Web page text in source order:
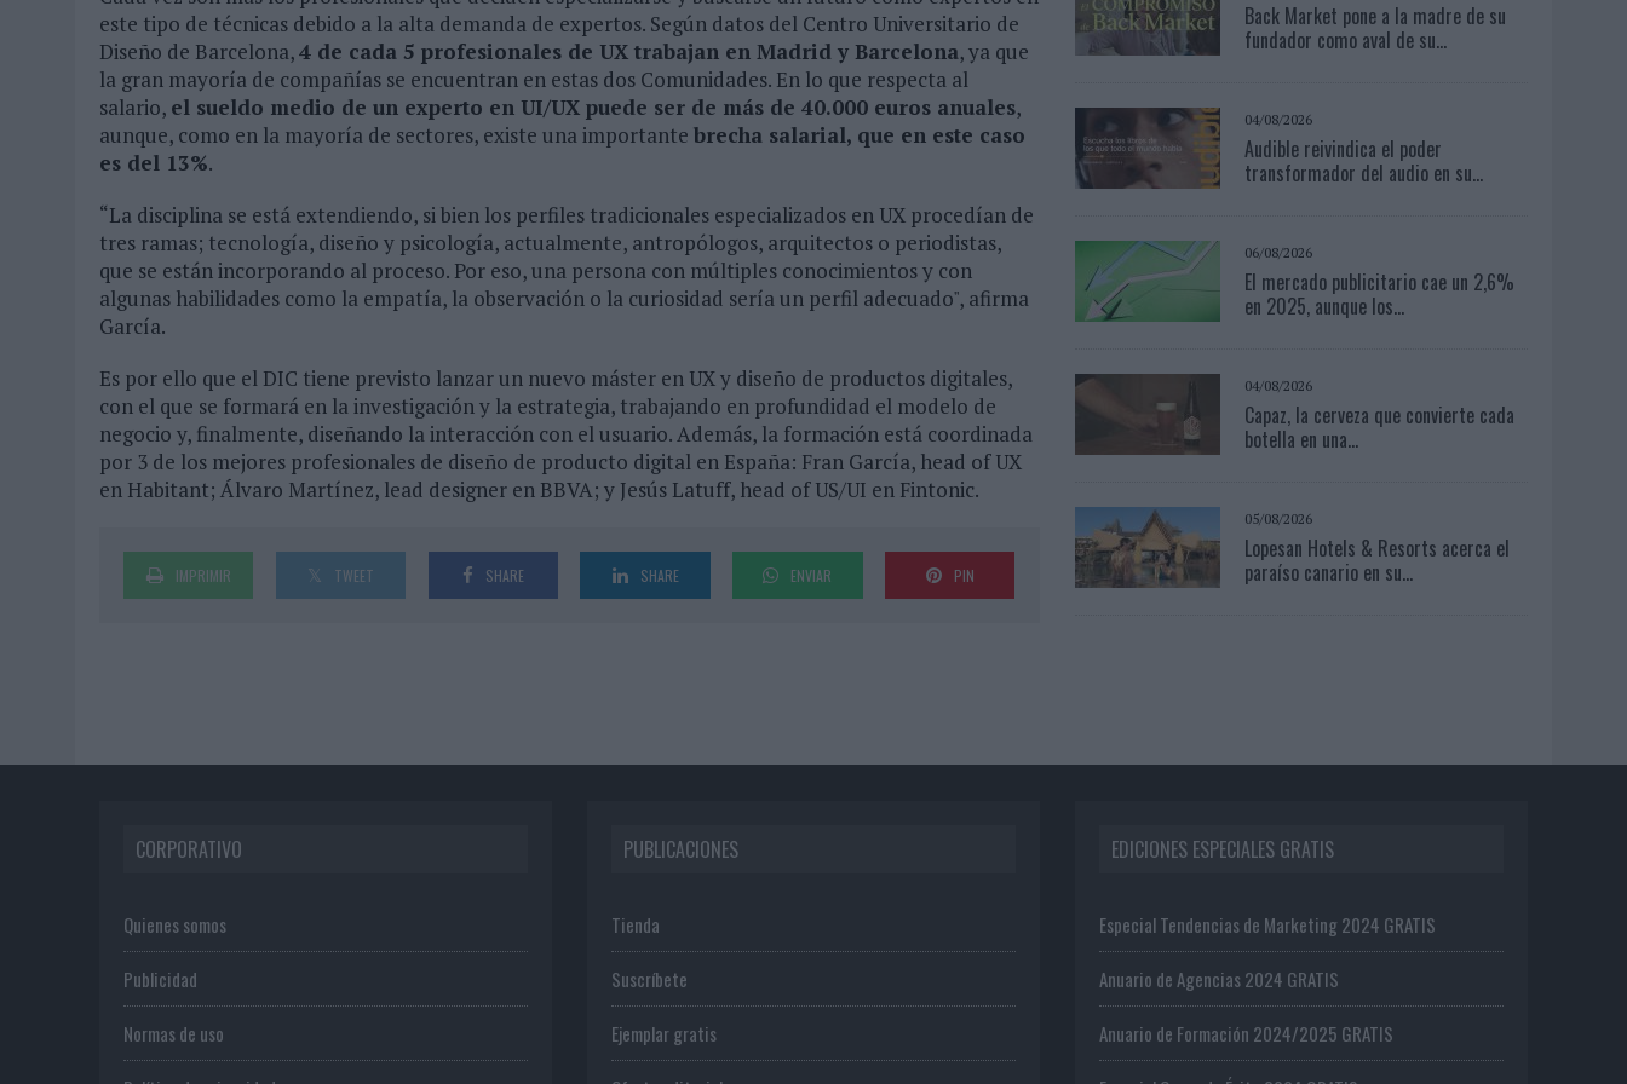
este tipo de técnicas debido a la alta demanda de expertos. Según datos del Centro Universitario de
Diseño de Barcelona,4 de cada 5 profesionales de UX trabajan en Madrid y Barcelona, ya que
la gran mayoría de compañías se encuentran en estas dos Comunidades. En lo que respecta al
salario, el sueldo medio de un experto en UI/UX puede ser de más de 40.000 euros anuales,
aunque, como en la mayoría de sectores, existe una importante brecha salarial, que en este caso
es del 13%.
“La disciplina se está extendiendo, si bien los perfiles tradicionales especializados en UX procedían de
tres ramas; tecnología, diseño y psicología, actualmente, antropólogos, arquitectos o periodistas,
que se están incorporando al proceso. Por eso, una persona con múltiples conocimientos y con
algunas habilidades como la empatía, la observación o la curiosidad sería un perfil adecuado", afirma
García.
Es por ello que el DIC tiene previsto lanzar un nuevo máster en UX y diseño de productos digitales,
con el que se formará en la investigación y la estrategia, trabajando en profundidad el modelo de
negocio y, finalmente, diseñando la interacción con el usuario. Además, la formación está coordinada
por 3 de los mejores profesionales de diseño de producto digital en España: Fran García, head of UX
en Habitant; Álvaro Martínez, lead designer en BBVA; y Jesús Latuff, head of US/UI en Fintonic.
IMPRIMIR TWEET SHARE SHARE ENVIAR PIN
Back Market pone a la madre de su
fundador como aval de su...
04/08/2026
Audible reivindica el poder
transformador del audio en su...
06/08/2026
El mercado publicitario cae un 2,6%
en 2025, aunque los...
04/08/2026
Capaz, la cerveza que convierte cada
botella en una...
05/08/2026
Lopesan Hotels & Resorts acerca el
paraíso canario en su...
CORPORATIVO
Quienes somos
Publicidad
Normas de uso
PUBLICACIONES
Tienda
Suscríbete
Ejemplar gratis
EDICIONES ESPECIALES GRATIS
Especial Tendencias de Marketing 2024 GRATIS
Anuario de Agencias 2024 GRATIS
Anuario de Formación 2024/2025 GRATIS